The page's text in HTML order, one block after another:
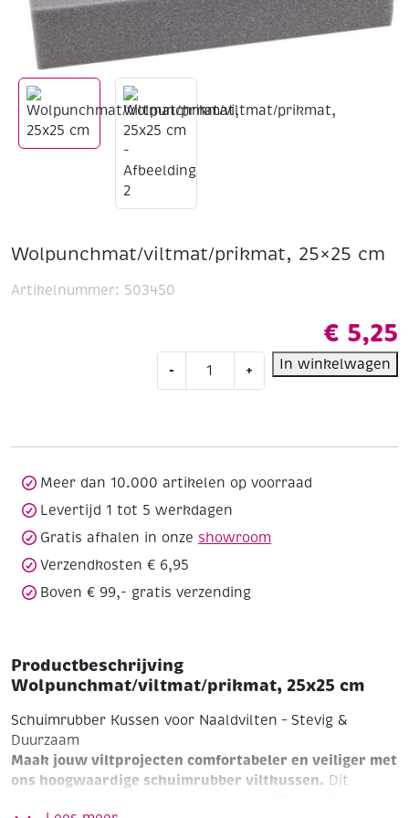
Wolpunchmat/viltmat/prikmat, 25×25 cm
€ 5,25
-
Wolpunchmat/viltmat/prikmat,
+ In winkelwagen
Artikelnummer: 503450
Meer dan 10.000 artikelen op voorraad
Levertijd 1 tot 5 werkdagen
Gratis afhalen in onze showroom
Verzendkosten € 6,95
Boven € 99,- gratis verzending
Productbeschrijving
Wolpunchmat/viltmat/prikmat, 25x25 cm
Schuimrubber Kussen voor Naaldvilten – Stevig &
Duurzaam
Maak jouw viltprojecten comfortabeler en veiliger met
ons hoogwaardige schuimrubber viltkussen. Dit